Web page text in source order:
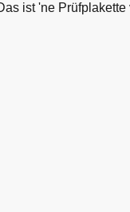
ist 'ne